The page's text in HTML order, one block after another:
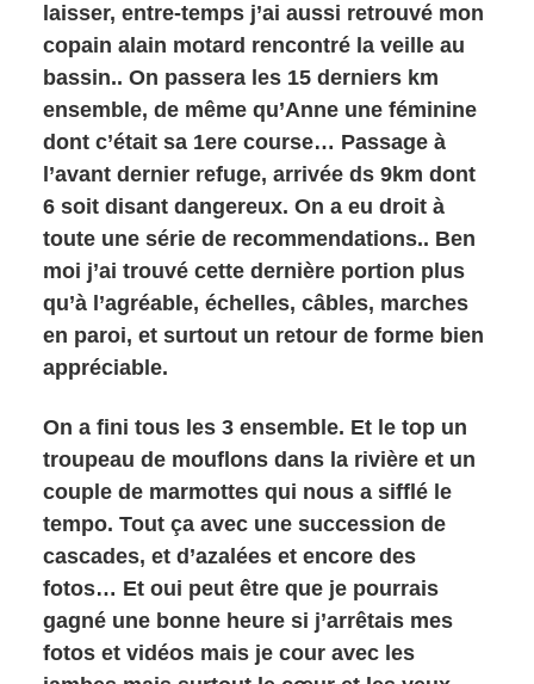
laisser, entre-temps j’ai aussi retrouvé mon
copain alain motard rencontré la veille au
bassin.. On passera les 15 derniers km
ensemble, de même qu’Anne une féminine
dont c’était sa 1ere course… Passage à
l’avant dernier refuge, arrivée ds 9km dont
6 soit disant dangereux. On a eu droit à
toute une série de recommendations.. Ben
moi j’ai trouvé cette dernière portion plus
qu’à l’agréable, échelles, câbles, marches
en paroi, et surtout un retour de forme bien
appréciable.
On a fini tous les 3 ensemble. Et le top un
troupeau de mouflons dans la rivière et un
couple de marmottes qui nous a sifflé le
tempo. Tout ça avec une succession de
cascades, et d’azalées et encore des
fotos… Et oui peut être que je pourrais
gagné une bonne heure si j’arrêtais mes
fotos et vidéos mais je cour avec les